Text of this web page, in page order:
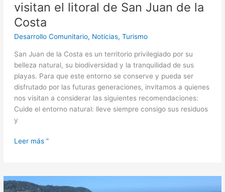
visitan el litoral de San Juan de la
Costa
Desarrollo Comunitario, Noticias, Turismo
San Juan de la Costa es un territorio privilegiado por su
belleza natural, su biodiversidad y la tranquilidad de sus
playas. Para que este entorno se conserve y pueda ser
disfrutado por las futuras generaciones, invitamos a quienes
nos visitan a considerar las siguientes recomendaciones:
Cuide el entorno natural: lleve siempre consigo sus residuos
y
Leer más ”
Municipalidad